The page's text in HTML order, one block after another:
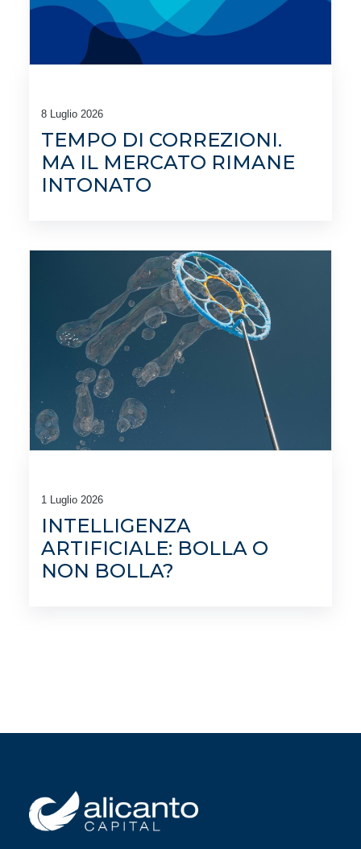
8 Luglio 2026
TEMPO DI CORREZIONI.
MA IL MERCATO RIMANE
INTONATO
1 Luglio 2026
INTELLIGENZA
ARTIFICIALE: BOLLA O
NON BOLLA?